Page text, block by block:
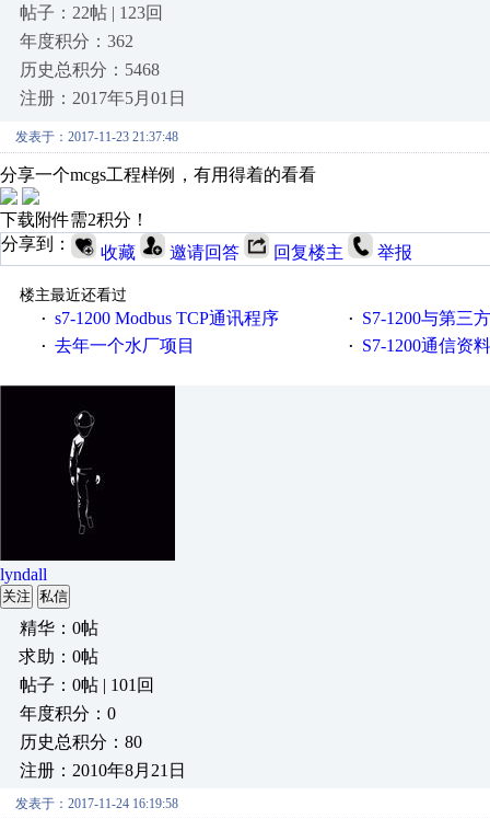
帖子：22帖 | 123回
年度积分：362
历史总积分：5468
注册：2017年5月01日
发表于：2017-11-23 21:37:48
分享一个mcgs工程样例，有用得着的看看
下载附件需2积分！
分享到：
收藏 邀请回答 回复楼主 举报
楼主最近还看过
· s7-1200 Modbus TCP通讯程序 · S7-1200与第三方设备之
· 去年一个水厂项目 · S7-1200通信资
lyndall
关注 私信
精华：0帖
求助：0帖
帖子：0帖 | 101回
年度积分：0
历史总积分：80
注册：2010年8月21日
发表于：2017-11-24 16:19:58